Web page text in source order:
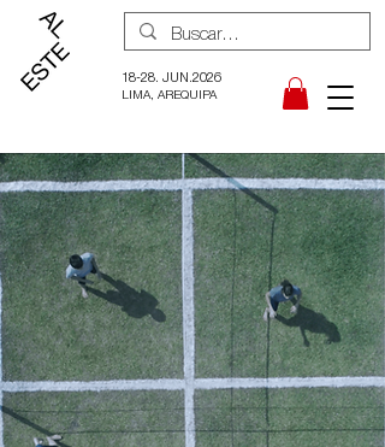
18-28. JUN.2026
LIMA, AREQUIPA